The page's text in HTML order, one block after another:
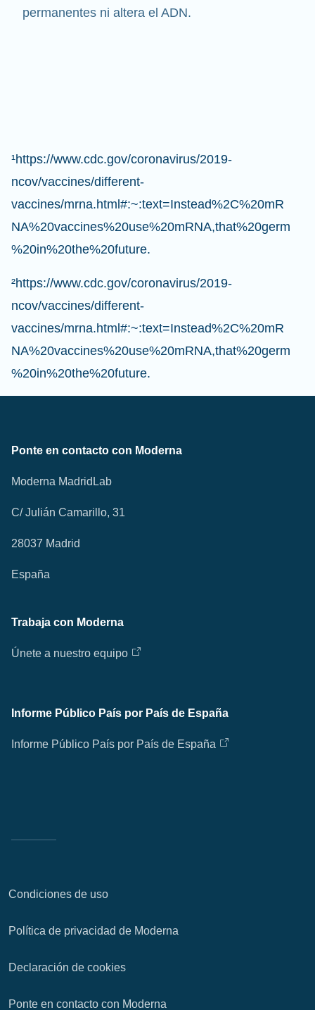
permanentes ni altera el ADN.
¹https://www.cdc.gov/coronavirus/2019-
ncov/vaccines/different-
vaccines/mrna.html#:~:text=Instead%2C%20mR
NA%20vaccines%20use%20mRNA,that%20germ
%20in%20the%20future.
²https://www.cdc.gov/coronavirus/2019-
ncov/vaccines/different-
vaccines/mrna.html#:~:text=Instead%2C%20mR
NA%20vaccines%20use%20mRNA,that%20germ
%20in%20the%20future.
Ponte en contacto con Moderna
Moderna MadridLab
C/ Julián Camarillo, 31
28037 Madrid
España
Trabaja con Moderna
Únete a nuestro equipo
Informe Público País por País de España
Informe Público País por País de España
Condiciones de uso
Política de privacidad de Moderna
Declaración de cookies
Ponte en contacto con Moderna